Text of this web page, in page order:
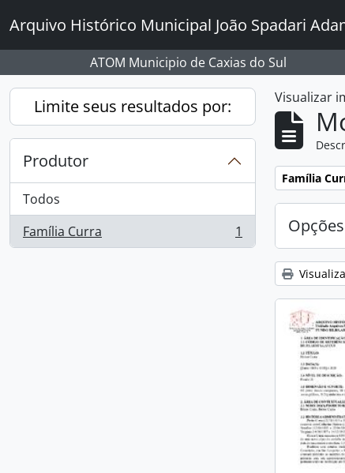
Arquivo Histórico Municipal João Spadari
ATOM Municipio de Caxias do Sul
Limite seus resultados por:
Produtor
Todos
Família Curra
, 1 resultados 1
Visualizar
Remover
Família